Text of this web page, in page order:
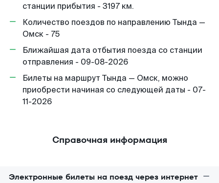
станции прибытия - 3197 км.
Количество поездов по направлению Тында —
Омск - 75
Ближайшая дата отбытия поезда со станции
отправления - 09-08-2026
Билеты на маршрут Тында — Омск, можно
приобрести начиная со следующей даты - 07-
11-2026
Справочная информация
Электронные билеты на поезд через интернет